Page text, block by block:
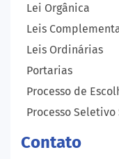
Lei Orgânica
Leis
Leis Ordinárias
Portarias
Processo de
Processo
Contato